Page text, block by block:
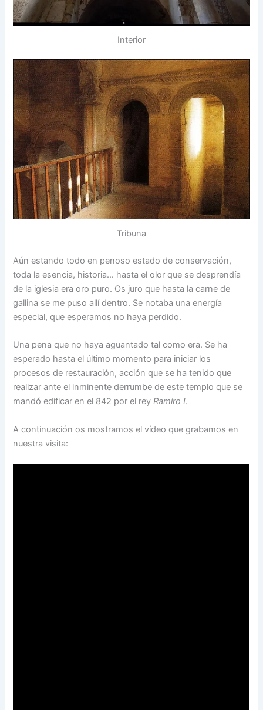
Interior
Tribuna
Aún estando todo en penoso estado de conservación,
toda la esencia, historia… hasta el olor que se desprendía
de la iglesia era oro puro. Os juro que hasta la carne de
gallina se me puso allí dentro. Se notaba una energía
especial, que esperamos no haya perdido.
Una pena que no haya aguantado tal como era. Se ha
esperado hasta el último momento para iniciar los
procesos de restauración, acción que se ha tenido que
realizar ante el inminente derrumbe de este templo que se
mandó edificar en el 842 por el rey Ramiro I.
A continuación os mostramos el vídeo que grabamos en
nuestra visita: